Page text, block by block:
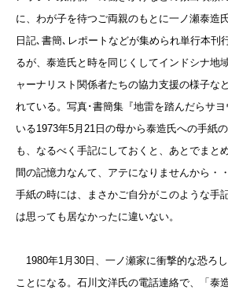
に、わが子を待つご両親のもとに一ノ瀬泰造
日記､書簡､レポートなどが集められ単行本刊
るが、泰造氏と時を同じくしてインドシナ地
ャーナリスト関係者たちの協力支援の様子な
れている。 写真･書簡集『地雷を踏んだらサ
いる1973年5月21日の母から泰造氏への手紙
も、なるべく手記にしておくと、あとでまと
間の記憶力なんて、アテになりませんから・
手紙の時には、まさかご自分がこのような手
は思っても居なかったに違いない。
1980年1月30日、一ノ瀬家に衝撃的な恐ろ
ことになる。石川文洋氏の電話連絡で、「泰